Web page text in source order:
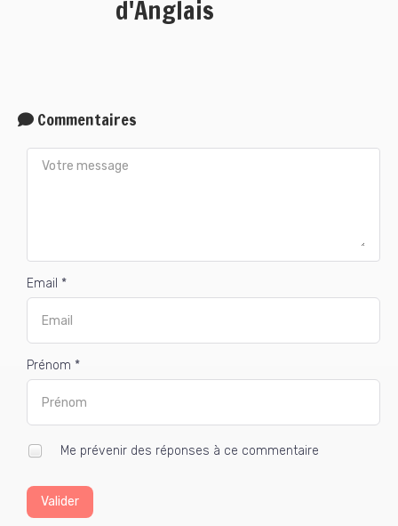
d'Anglais
Commentaires
Email *
Prénom *
Me prévenir des réponses à ce commentaire
Valider